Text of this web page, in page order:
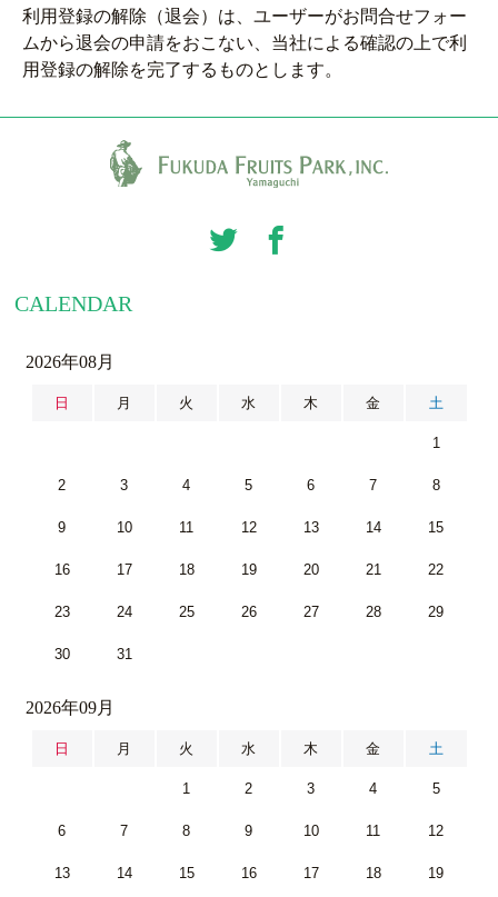
利用登録の解除（退会）は、ユーザーがお問合せフォー
ムから退会の申請をおこない、当社による確認の上で利
用登録の解除を完了するものとします。
CALENDAR
2026年08月
日 月 火 水 木 金 土
1
2 3 4 5 6 7 8
9 10 11 12 13 14 15
16 17 18 19 20 21 22
23 24 25 26 27 28 29
30 31
2026年09月
日 月 火 水 木 金 土
1 2 3 4 5
6 7 8 9 10 11 12
13 14 15 16 17 18 19